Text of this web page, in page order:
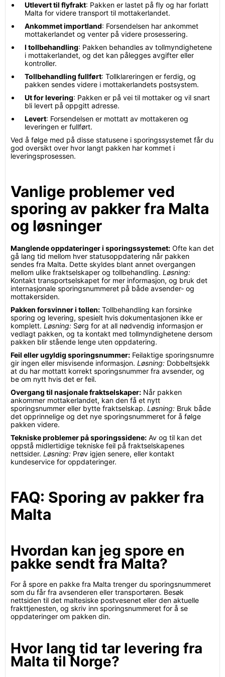
Utlevert til flyfrakt: Pakken er lastet på fly og har forlatt
Malta for videre transport til mottakerlandet.
Ankommet importland: Forsendelsen har ankommet
mottakerlandet og venter på videre prosessering.
I tollbehandling: Pakken behandles av tollmyndighetene
i mottakerlandet, og det kan pålegges avgifter eller
kontroller.
Tollbehandling fullført: Tollklareringen er ferdig, og
pakken sendes videre i mottakerlandets postsystem.
Ut for levering: Pakken er på vei til mottaker og vil snart
bli levert på oppgitt adresse.
Levert: Forsendelsen er mottatt av mottakeren og
leveringen er fullført.
Ved å følge med på disse statusene i sporingssystemet får du
god oversikt over hvor langt pakken har kommet i
leveringsprosessen.
Vanlige problemer ved
sporing av pakker fra Malta
og løsninger
Manglende oppdateringer i sporingssystemet: Ofte kan det
gå lang tid mellom hver statusoppdatering når pakken
sendes fra Malta. Dette skyldes blant annet overgangen
mellom ulike fraktselskaper og tollbehandling. Løsning:
Kontakt transportselskapet for mer informasjon, og bruk det
internasjonale sporingsnummeret på både avsender- og
mottakersiden.
Pakken forsvinner i tollen: Tollbehandling kan forsinke
sporing og levering, spesielt hvis dokumentasjonen ikke er
komplett. Løsning: Sørg for at all nødvendig informasjon er
vedlagt pakken, og ta kontakt med tollmyndighetene dersom
pakken blir stående lenge uten oppdatering.
Feil eller ugyldig sporingsnummer: Feilaktige sporingsnumre
gir ingen eller misvisende informasjon. Løsning: Dobbeltsjekk
at du har mottatt korrekt sporingsnummer fra avsender, og
be om nytt hvis det er feil.
Overgang til nasjonale fraktselskaper: Når pakken
ankommer mottakerlandet, kan den få et nytt
sporingsnummer eller bytte fraktselskap. Løsning: Bruk både
det opprinnelige og det nye sporingsnummeret for å følge
pakken videre.
Tekniske problemer på sporingssidene: Av og til kan det
oppstå midlertidige tekniske feil på fraktselskapenes
nettsider. Løsning: Prøv igjen senere, eller kontakt
kundeservice for oppdateringer.
FAQ: Sporing av pakker fra
Malta
Hvordan kan jeg spore en
pakke sendt fra Malta?
For å spore en pakke fra Malta trenger du sporingsnummeret
som du får fra avsenderen eller transportøren. Besøk
nettsiden til det maltesiske postvesenet eller den aktuelle
frakttjenesten, og skriv inn sporingsnummeret for å se
oppdateringer om pakken din.
Hvor lang tid tar levering fra
Malta til Norge?